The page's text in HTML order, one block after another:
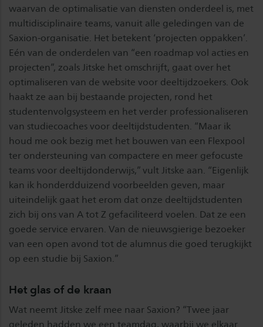
waarvan de optimalisatie van diensten onderdeel is, met
multidisciplinaire teams, vanuit alle geledingen van de
Saxion-organisatie. Het betekent ‘projecten oppakken’.
Eén van de onderdelen van “een roadmap vol acties en
projecten”, zoals Jitske het omschrijft, gaat over het
optimaliseren van de website voor deeltijdzoekers. Ook
haakt ze aan bij bestaande projecten, rond het
studentenvolgsysteem en het verder professionaliseren
van studiecoaches voor deeltijdstudenten. “Maar ik
houd me ook bezig met het bouwen van een Flexpool
ter ondersteuning van compactere en meer gefocuste
teams voor deeltijdonderwijs,” vult Jitske aan. “Eigenlijk
kan ik honderdduizend voorbeelden geven, maar
uiteindelijk gaat het erom dat onze deeltijdstudenten
zich bij ons van A tot Z gefaciliteerd voelen. Dat ze een
goede service ervaren. Van de nieuwsgierige bezoeker
van een open avond tot de alumnus die goed terugkijkt
op een studie bij Saxion.”
Het glas of de kraan
Wat neemt Jitske zelf mee naar Saxion? “Twee jaar
geleden hadden we een teamdag, waarbij we elkaar